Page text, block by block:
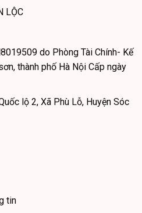
LỘC
do Phòng Tài Chính- Kế
thành phố Hà Nội Cấp ngày
lộ 2, Xã Phù Lỗ, Huyện Sóc
tin